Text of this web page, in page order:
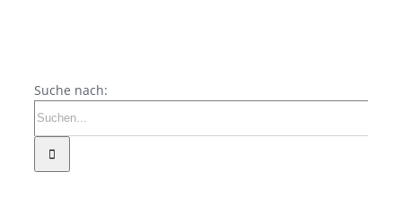
Suche nach: